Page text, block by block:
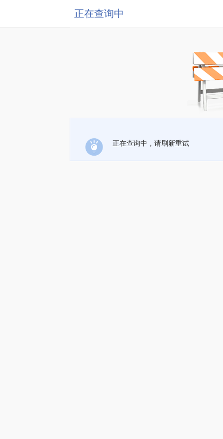
正在查询中
正在查询中，请刷新重试